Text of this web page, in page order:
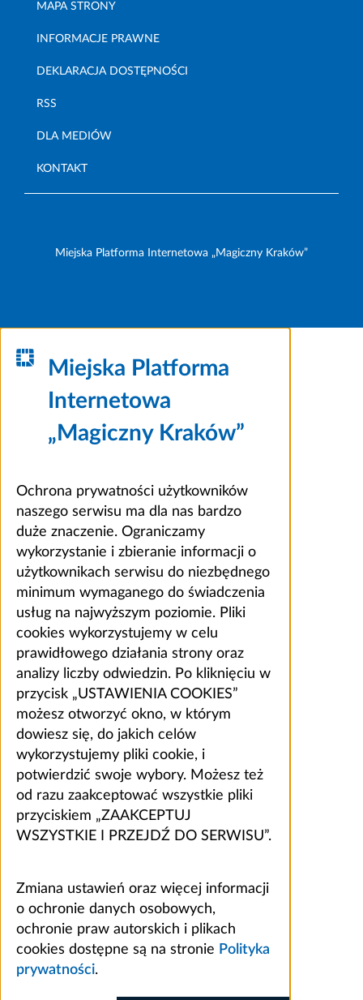
MAPA STRONY
INFORMACJE PRAWNE
DEKLARACJA DOSTĘPNOŚCI
RSS
DLA MEDIÓW
KONTAKT
Miejska Platforma Internetowa „Magiczny Kraków”
Miejska Platforma
Internetowa
„Magiczny Kraków”
Ochrona prywatności użytkowników
naszego serwisu ma dla nas bardzo
duże znaczenie. Ograniczamy
wykorzystanie i zbieranie informacji o
użytkownikach serwisu do niezbędnego
minimum wymaganego do świadczenia
usług na najwyższym poziomie. Pliki
cookies wykorzystujemy w celu
prawidłowego działania strony oraz
analizy liczby odwiedzin. Po kliknięciu w
przycisk „USTAWIENIA COOKIES”
możesz otworzyć okno, w którym
dowiesz się, do jakich celów
wykorzystujemy pliki cookie, i
potwierdzić swoje wybory. Możesz też
od razu zaakceptować wszystkie pliki
przyciskiem „ZAAKCEPTUJ
WSZYSTKIE I PRZEJDŹ DO SERWISU”.
Zmiana ustawień oraz więcej informacji
o ochronie danych osobowych,
ochronie praw autorskich i plikach
cookies dostępne są na stronie Polityka
prywatności.